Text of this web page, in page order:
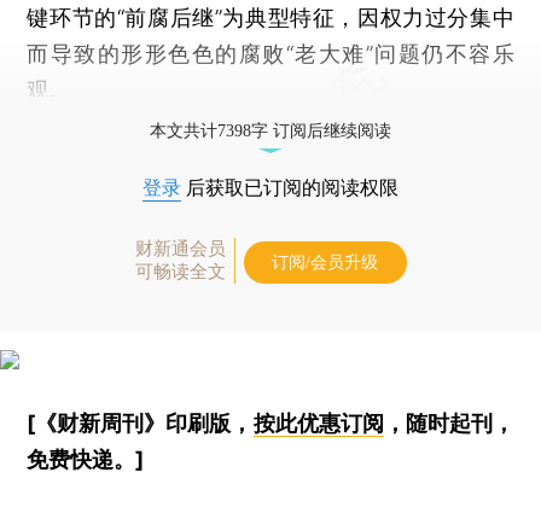
键环节的“前腐后继”为典型特征，因权力过分集中
而导致的形形色色的腐败“老大难”问题仍不容乐
观。
本文共计7398字 订阅后继续阅读
登录 后获取已订阅的阅读权限
财新通会员
可畅读全文
订阅/会员升级
[《财新周刊》印刷版， 按此优惠订阅 ，随时起刊，
免费快递。]